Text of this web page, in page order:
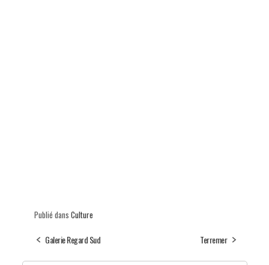
Publié dans Culture
Galerie Regard Sud Terremer